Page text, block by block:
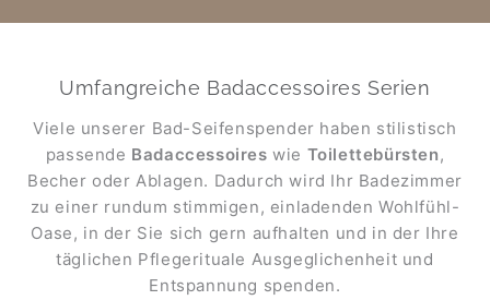
Umfangreiche Badaccessoires Serien
Viele unserer Bad-Seifenspender haben stilistisch
passende Badaccessoires wie Toilettebürsten ,
Becher oder Ablagen. Dadurch wird Ihr Badezimmer
zu einer rundum stimmigen, einladenden Wohlfühl-
Oase, in der Sie sich gern aufhalten und in der Ihre
täglichen Pflegerituale Ausgeglichenheit und
Entspannung spenden.